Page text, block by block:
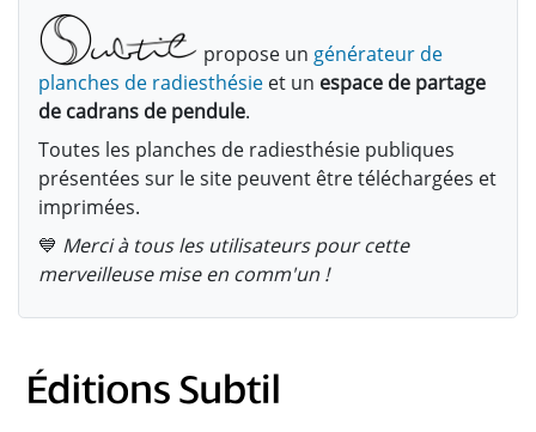
propose un générateur de
planches de radiesthésie et un espace de partage
de cadrans de pendule.
Toutes les planches de radiesthésie publiques
présentées sur le site peuvent être téléchargées et
imprimées.
💙 Merci à tous les utilisateurs pour cette
merveilleuse mise en comm'un !